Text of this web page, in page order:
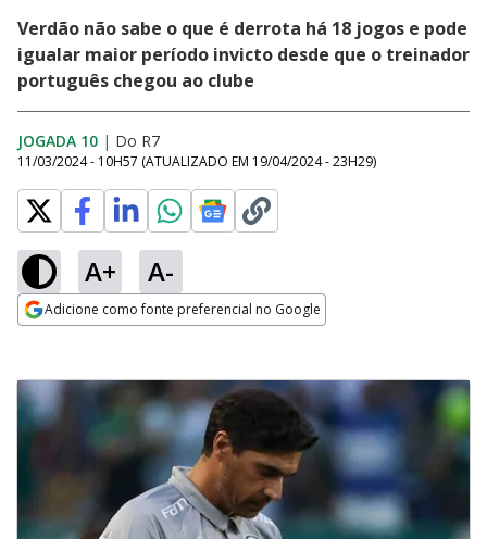
Verdão não sabe o que é derrota há 18 jogos e pode
igualar maior período invicto desde que o treinador
português chegou ao clube
JOGADA 10 | Do R7
11/03/2024 - 10H57 (ATUALIZADO EM 19/04/2024 - 23H29)
A+ A-
Adicione como fonte preferencial no Google